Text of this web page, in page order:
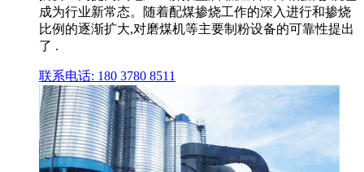
成为行业新常态。随着配煤掺烧工作的深入进行和掺烧
比例的逐渐扩大,对磨煤机等主要制粉设备的可靠性提出
了 .
联系电话: 180 3780 8511